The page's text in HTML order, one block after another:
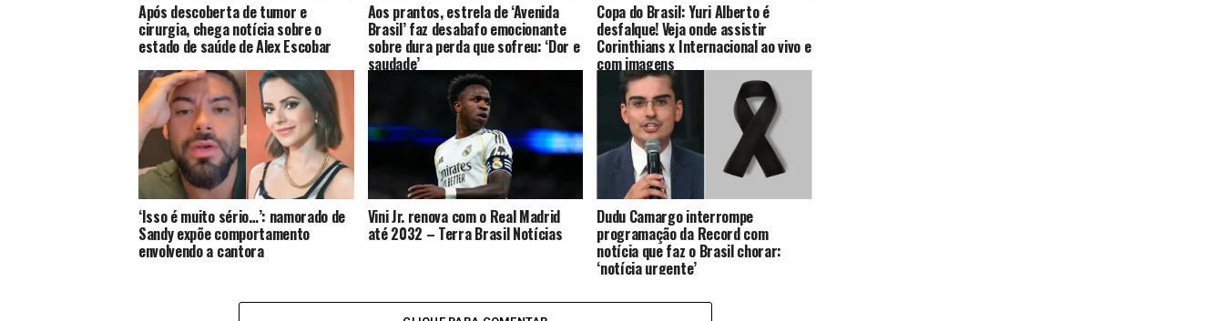
Após descoberta de tumor e
cirurgia, chega notícia sobre o
estado de saúde de Alex Escobar
Aos prantos, estrela de ‘Avenida
Brasil’ faz desabafo emocionante
sobre dura perda que sofreu: ‘Dor e
saudade’
Copa do Brasil: Yuri Alberto é
desfalque! Veja onde assistir
Corinthians x Internacional ao vivo e
com imagens
‘Isso é muito sério…’: namorado de
Sandy expõe comportamento
envolvendo a cantora
Vini Jr. renova com o Real Madrid
até 2032 – Terra Brasil Notícias
Dudu Camargo interrompe
programação da Record com
notícia que faz o Brasil chorar:
‘notícia urgente’